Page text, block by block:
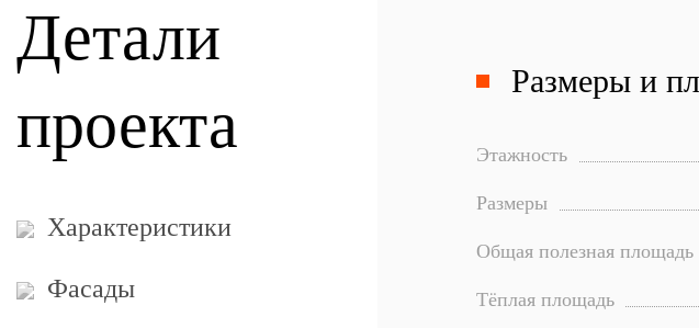
Детали
проекта
Характеристики
Фасады
Размеры и
Этажность
Размеры
Общая полезная площадь
Тёплая площадь